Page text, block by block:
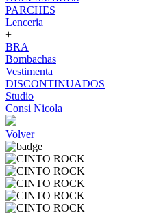
PARCHES
Lenceria
+
BRA
Bombachas
Vestimenta
DISCONTINUADOS
Studio
Consi Nicola
Volver